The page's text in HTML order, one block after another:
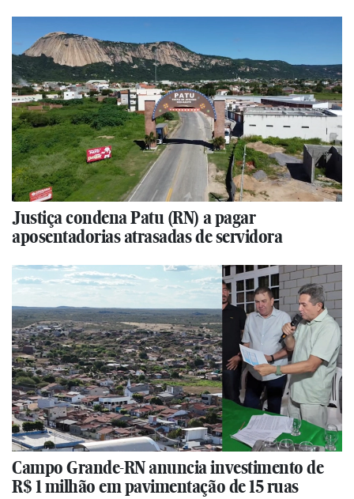
Justiça condena Patu (RN) a pagar
aposentadorias atrasadas de servidora
Campo Grande-RN anuncia investimento de
R$ 1 milhão em pavimentação de 15 ruas